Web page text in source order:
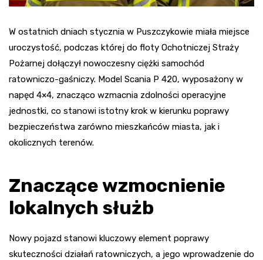
W ostatnich dniach stycznia w Puszczykowie miała miejsce
uroczystość, podczas której do floty Ochotniczej Straży
Pożarnej dołączył nowoczesny ciężki samochód
ratowniczo-gaśniczy. Model Scania P 420, wyposażony w
napęd 4×4, znacząco wzmacnia zdolności operacyjne
jednostki, co stanowi istotny krok w kierunku poprawy
bezpieczeństwa zarówno mieszkańców miasta, jak i
okolicznych terenów.
Znaczące wzmocnienie
lokalnych służb
Nowy pojazd stanowi kluczowy element poprawy
skuteczności działań ratowniczych, a jego wprowadzenie do